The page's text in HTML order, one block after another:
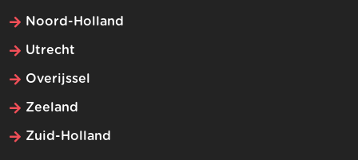
Noord-Holland
Utrecht
Overijssel
Zeeland
Zuid-Holland